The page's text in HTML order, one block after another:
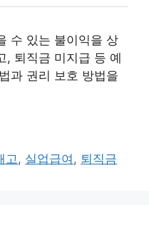
수 있는 불이익을 상
, 퇴직금 미지급 등 예
과 권리 보호 방법을
고, 실업급여 , 퇴직금